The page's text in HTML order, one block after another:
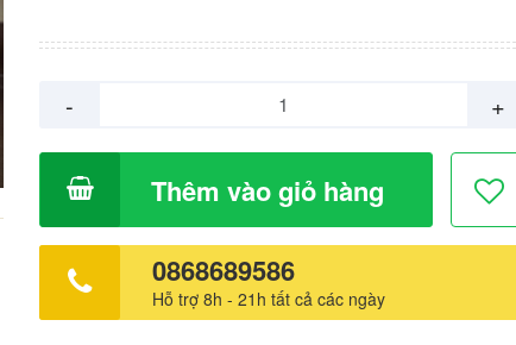
đặn. Chống chỉ định: Quá mẫn với thành phần thuốc, với nhóm
tính của gentamicin: Ca, sulfafurazol, heparin, sulfacetamid, Mg,
acetylcystein, cloramphenicol, actinomycin, doxorubicin,
clindamycin. Tác dụng phụ: giảm sắc hồng cầu; nóng; ban đỏ; rỉ
dịch; ngứa. Bệnh vảy cá; nổi mày đay; dị ứng toàn thân. Khi
dùng trên diện rộng, có băng ép: kích ứng da, khô da, viêm
- +
Thêm vào giỏ hàng
0868689586
Hỗ trợ 8h - 21h tất cả các ngày